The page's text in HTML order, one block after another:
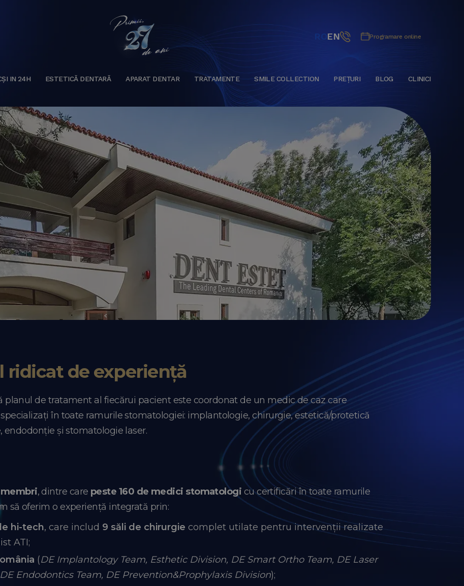
ROEN Programare online
IN 24H ESTETICĂ DENTARĂ APARAT DENTAR TRATAMENTE SMILE COLLECTION PREȚURI BLOG CLINICI
ridicat de experiență
planul de tratament al fiecărui pacient este coordonat de un medic de caz care
în toate ramurile stomatologiei: implantologie, chirurgie, estetică/protetică
și stomatologie laser.
, dintre care peste 160 de medici stomatologi cu certificări în toate ramurile
să oferim o experiență integrată prin:
hi-tech, care includ 9 săli de chirurgie complet utilate pentru intervenții realizate
ATI;
(DE Implantology Team, Esthetic Division, DE Smart Ortho Team, DE Laser
Endodontics Team, DE Prevention&Prophylaxis Division);